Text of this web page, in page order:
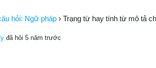
hỏi: Ngữ pháp › Trạng từ hay tính từ mô tả
đã hỏi 5 năm trước